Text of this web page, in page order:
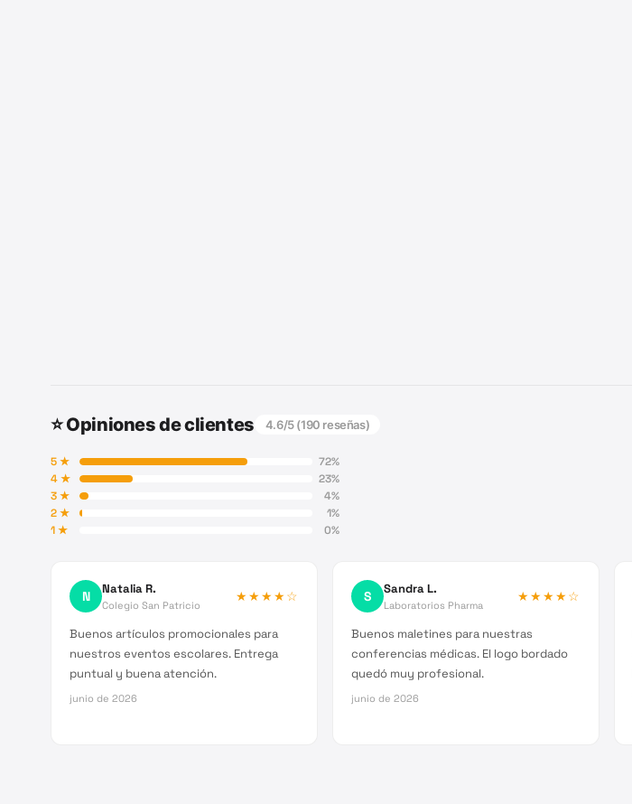
⭐ Opiniones de clientes 4.6/5 (190 reseñas)
5★ 72%
4★ 23%
3★ 4%
2★ 1%
1★ 0%
N Natalia R.
Colegio San Patricio
★★★★☆
Buenos artículos promocionales para
nuestros eventos escolares. Entrega
puntual y buena atención.
junio de 2026
S Sandra L.
Laboratorios Pharma
★★★★☆
Buenos maletines para nuestras
conferencias médicas. El logo bordado
quedó muy profesional.
junio de 2026